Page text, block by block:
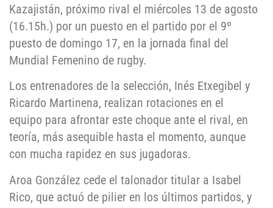
Kazajistán, próximo rival el miércoles 13 de agosto
(16.15h.) por un puesto en el partido por el 9º
puesto de domingo 17, en la jornada final del
Mundial Femenino de rugby.
Los entrenadores de la selección, Inés Etxegibel y
Ricardo Martinena, realizan rotaciones en el
equipo para afrontar este choque ante el rival, en
teoría, más asequible hasta el momento, aunque
con mucha rapidez en sus jugadoras.
Aroa González cede el talonador titular a Isabel
Rico, que actuó de pilier en los últimos partidos, y